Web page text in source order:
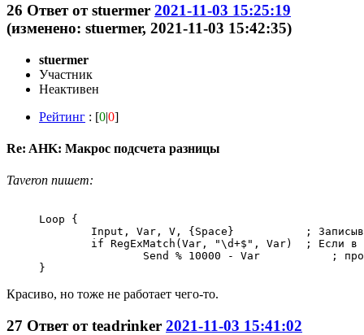
26 Ответ отstuermer 2021-11-03 15:25:19
(изменено: stuermer, 2021-11-03 15:42:35)
stuermer
Участник
Неактивен
Рейтинг : [0|0]
Re: AHK: Макрос подсчета разницы
Taveron пишет:
Loop {
Красиво, но тоже не работает чего-то.
27 Ответ отteadrinker 2021-11-03 15:41:02